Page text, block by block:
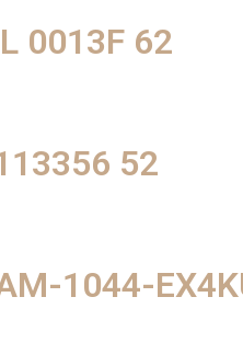
0013F 62
52
1044-